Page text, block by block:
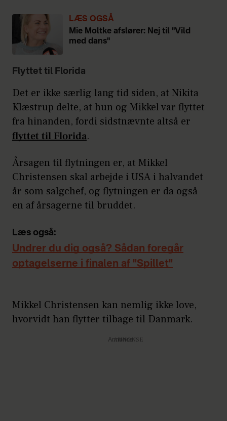
LÆS OGSÅ
Mie Moltke afslører: Nej til "Vild
med dans"
Flyttet til Florida
Det er ikke særlig lang tid siden, at Nikita
Klæstrup delte, at hun og Mikkel var flyttet
fra hinanden, fordi sidstnævnte altså er
flyttet til Florida.
Årsagen til flytningen er, at Mikkel
Christensen skal arbejde i USA i halvandet
år som salgchef, og flytningen er da også
en af årsagerne til bruddet.
Læs også:
Undrer du dig også? Sådan foregår
optagelserne i finalen af "Spillet"
Mikkel Christensen kan nemlig ikke love,
hvorvidt han flytter tilbage til Danmark.
Annonce